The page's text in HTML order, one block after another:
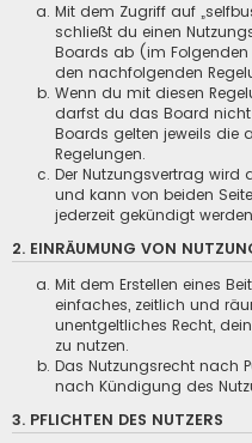
Mit dem Zugriff auf
schließt du einen
Boards ab (im Folgenden
den nachfolgenden
Wenn du mit diesen
darfst du das Board nicht
Boards gelten jeweils die
Regelungen.
Der Nutzungsvertrag wird
und kann von beiden
jederzeit gekündigt
2. EINRÄUMUNG VON
Mit dem Erstellen eines
einfaches, zeitlich und
unentgeltliches Recht,
zu nutzen.
Das Nutzungsrecht nach
nach Kündigung des
3. PFLICHTEN DES NUTZERS